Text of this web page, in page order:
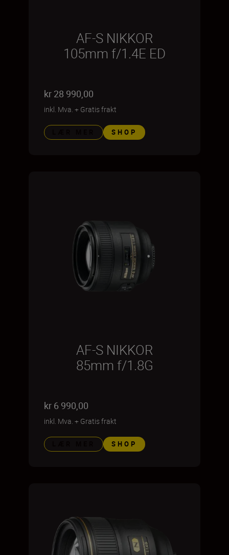
AF-S NIKKOR
105mm f/1.4E ED
kr 28 990,00
inkl. Mva. + Gratis frakt
SHOP
AF-S NIKKOR
85mm f/1.8G
kr 6 990,00
inkl. Mva. + Gratis frakt
SHOP